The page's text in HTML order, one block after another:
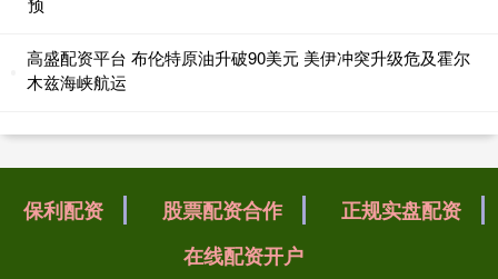
高盛配资平台 布伦特原油升破90美元 美伊冲突升级危及霍尔
木兹海峡航运
保利配资 股票配资合作
正规实盘配资
在线配资开户